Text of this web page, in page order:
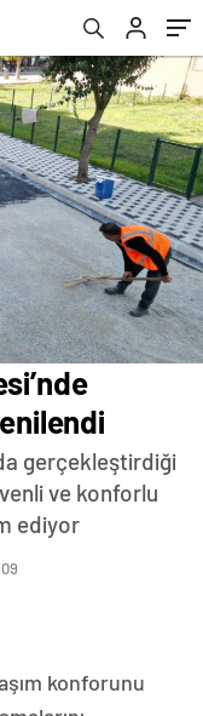
gerçekleştirdiği
ve konforlu
ediyor
konforunu